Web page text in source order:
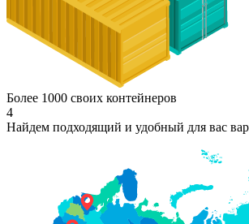
Более 1000 своих контейнеров
4
Найдем подходящий и удобный для вас